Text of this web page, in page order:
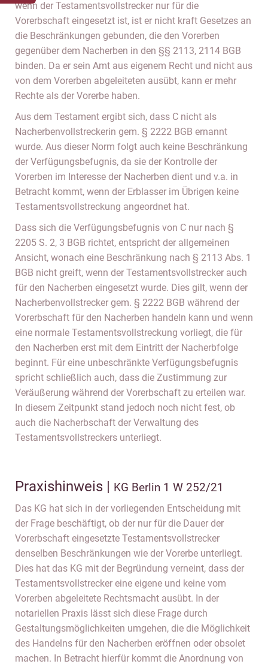
wenn der Testamentsvollstrecker nur für die
Vorerbschaft eingesetzt ist, ist er nicht kraft Gesetzes an
die Beschränkungen gebunden, die den Vorerben
gegenüber dem Nacherben in den §§ 2113, 2114 BGB
binden. Da er sein Amt aus eigenem Recht und nicht aus
von dem Vorerben abgeleiteten ausübt, kann er mehr
Rechte als der Vorerbe haben.
Aus dem Testament ergibt sich, dass C nicht als
Nacherbenvollstreckerin gem. § 2222 BGB ernannt
wurde. Aus dieser Norm folgt auch keine Beschränkung
der Verfügungsbefugnis, da sie der Kontrolle der
Vorerben im Interesse der Nacherben dient und v.a. in
Betracht kommt, wenn der Erblasser im Übrigen keine
Testamentsvollstreckung angeordnet hat.
Dass sich die Verfügungsbefugnis von C nur nach §
2205 S. 2, 3 BGB richtet, entspricht der allgemeinen
Ansicht, wonach eine Beschränkung nach § 2113 Abs. 1
BGB nicht greift, wenn der Testamentsvollstrecker auch
für den Nacherben eingesetzt wurde. Dies gilt, wenn der
Nacherbenvollstrecker gem. § 2222 BGB während der
Vorerbschaft für den Nacherben handeln kann und wenn
eine normale Testamentsvollstreckung vorliegt, die für
den Nacherben erst mit dem Eintritt der Nacherbfolge
beginnt. Für eine unbeschränkte Verfügungsbefugnis
spricht schließlich auch, dass die Zustimmung zur
Veräußerung während der Vorerbschaft zu erteilen war.
In diesem Zeitpunkt stand jedoch noch nicht fest, ob
auch die Nacherbschaft der Verwaltung des
Testamentsvollstreckers unterliegt.
Praxishinweis | KG Berlin 1 W 252/21
Das KG hat sich in der vorliegenden Entscheidung mit
der Frage beschäftigt, ob der nur für die Dauer der
Vorerbschaft eingesetzte Testamentsvollstrecker
denselben Beschränkungen wie der Vorerbe unterliegt.
Dies hat das KG mit der Begründung verneint, dass der
Testamentsvollstrecker eine eigene und keine vom
Vorerben abgeleitete Rechtsmacht ausübt. In der
notariellen Praxis lässt sich diese Frage durch
Gestaltungsmöglichkeiten umgehen, die die Möglichkeit
des Handelns für den Nacherben eröffnen oder obsolet
machen. In Betracht hierfür kommt die Anordnung von